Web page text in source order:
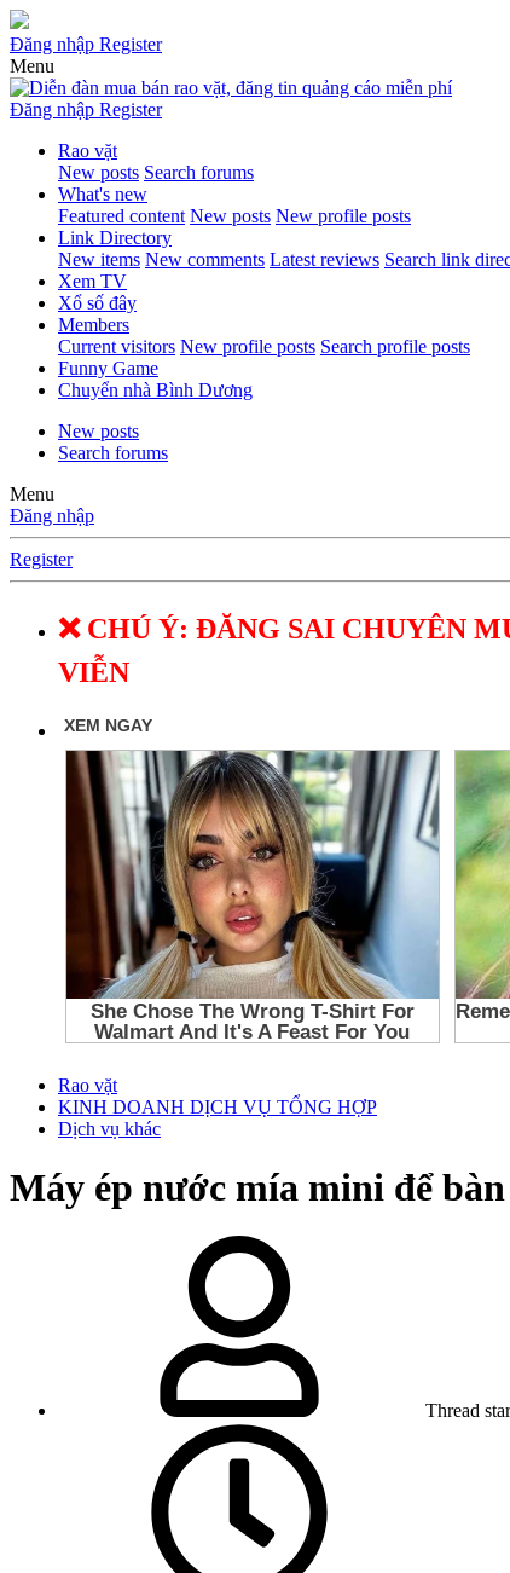
Đăng nhập Register
Menu
Đăng nhập Register
Rao vặt
New posts Search forums
What's new
Featured content New posts New profile posts
Link Directory
New items New comments Latest reviews Search link
Xem TV
Xổ số đây
Members
Current visitors New profile posts Search profile posts
Funny Game
Chuyển nhà Bình Dương
New posts
Search forums
Menu
Đăng nhập
Register
❌ CHÚ Ý: ĐĂNG SAI CHUYÊN
VIỄN
Rao vặt
KINH DOANH DỊCH VỤ TỔNG HỢP
Dịch vụ khác
Máy ép nước mía mini để bàn
Thread